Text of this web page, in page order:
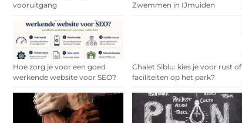
vooruitgang
Zwemmen in IJmuiden
Hoe zorg je voor een goed
werkende website voor SEO?
Chalet Siblu: kies je voor rust of
faciliteiten op het park?